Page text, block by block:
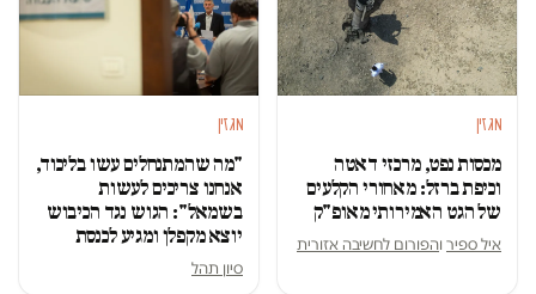
מגזין
מכסות נפט, מרכזי דאטה
וכיפת ברזל: מאחורי הקלעים
של הגט האמירותי מאופ"ק
איל ספיר והפורום לחשיבה אזורית
מגזין
"מה שהמתנחלים עשו בליכוד,
אנחנו צריכים לעשות
בשמאל": הגוש נגד הכיבוש
יוצא מקפלן ומגיע לכנסת
סיון תהל